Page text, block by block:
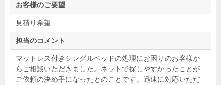
お客様のご要望
見積り希望
担当のコメント
マットレス付きシングルベッドの処理にお困りのお客様か
らご相談いただきました。ネットで探しやすかったことが
ご依頼の決め手になったとのことです。迅速に対応いただ